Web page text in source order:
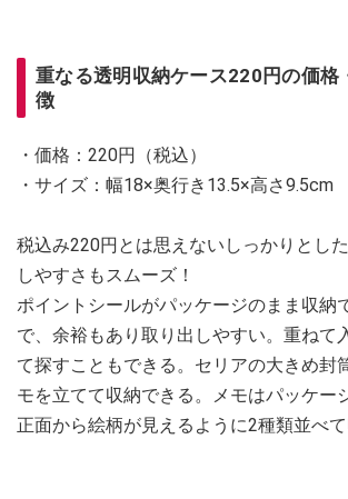
重なる透明収納ケース220円の価格
徴
・価格：220円（税込）
・サイズ：幅18×奥行き13.5×高さ9.5cm
税込み220円とは思えないしっかりとし
しやすさもスムーズ！
ポイントシールがパッケージのまま収納
で、余裕もあり取り出しやすい。重ねて
て探すこともできる。セリアの大きめ封
モを立てて収納できる。メモはパッケー
正面から絵柄が見えるように2種類並べて